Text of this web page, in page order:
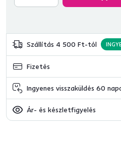
Szállítás 4 500 Ft-tól
Fizetés
Ingyenes visszaküldés 60
Ár- és készletfigyelés